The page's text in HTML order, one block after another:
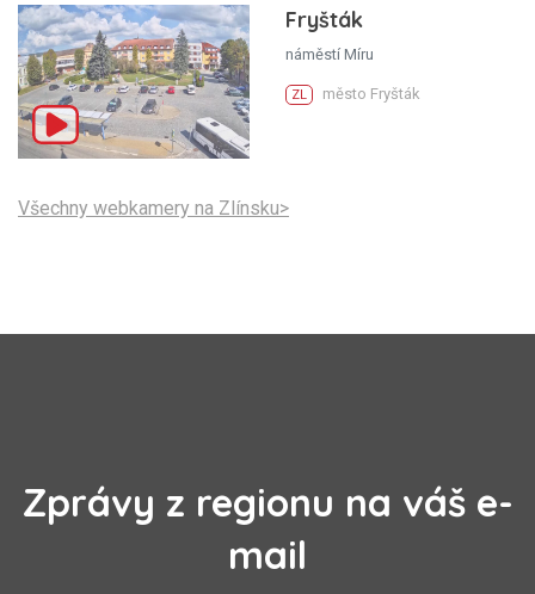
Fryšták
náměstí Míru
ZL město Fryšták
Všechny webkamery na Zlínsku>
Zprávy z regionu na váš e-
mail